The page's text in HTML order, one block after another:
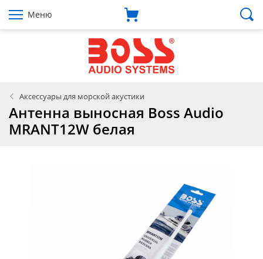
Меню
Аксессуары для морской акустики
Антенна выносная Boss Audio
MRANT12W белая